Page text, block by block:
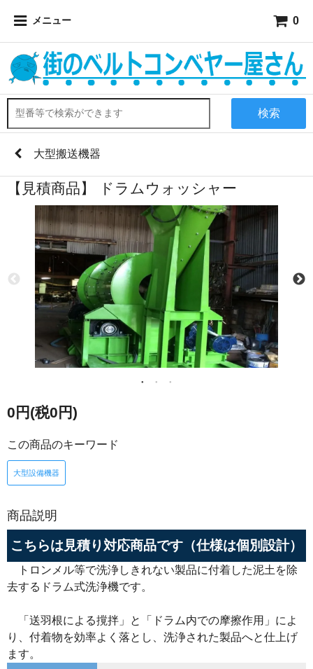
メニュー 0
検索
大型搬送機器
【見積商品】 ドラムウォッシャー
0円(税0円)
この商品のキーワード
大型設備機器
商品説明
こちらは見積り対応商品です（仕様は個別設計）
トロンメル等で洗浄しきれない製品に付着した泥土を除
去するドラム式洗浄機です。
「送羽根による撹拌」と「ドラム内での摩擦作用」によ
り、付着物を効率よく落とし、洗浄された製品へと仕上げ
ます。